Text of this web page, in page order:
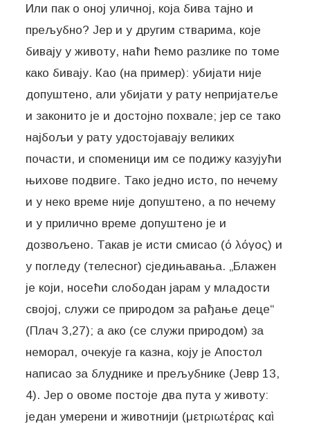
Или пак о оној уличној, која бива тајно и
прељубно? Јер и у другим стварима, које
бивају у животу, наћи ћемо разлике по томе
како бивају. Као (на пример): убијати није
допуштено, али убијати у рату непријатеље
и законито је и достојно похвале; јер се тако
најбољи у рату удостојавају великих
почасти, и споменици им се подижу казујући
њихове подвиге. Тако једно исто, по нечему
и у неко време није допуштено, а по нечему
и у прилично време допуштено је и
дозвољено. Такав је исти смисао (ό λόγος) и
у погледу (телесног) сједињавања. „Блажен
је који, носећи слободан јарам у младости
својој, служи се природом за рађање деце“
(Плач 3,27); а ако (се служи природом) за
неморал, очекује га казна, коју је Апостол
написао за блуднике и прељубнике (Јевр 13,
4). Јер о овоме постоје два пута у животу:
један умерени и животнији (μετριωτέρας καὶ